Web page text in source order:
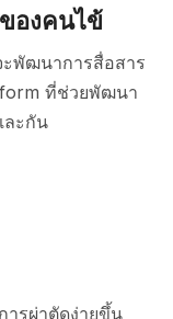
องคนไข้
ะพัฒนาการสื่อสาร
ที่ช่วยพัฒนา
ะกัน
ารผ่าตัดง่ายขึ้น